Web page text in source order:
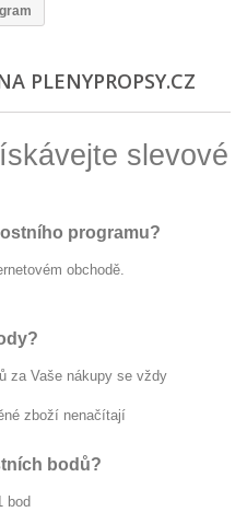
PLENYPROPSY.CZ
slevové
programu?
obchodě.
za Vaše nákupy se vždy
zboží nenačítají
bodů?
bod